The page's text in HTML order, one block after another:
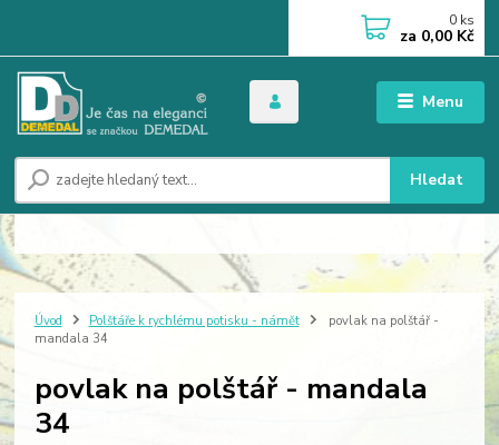
Menu
Hledat
0 ks
za 0,00 Kč
Úvod Polštáře k rychlému potisku - námět
povlak na polštář -
mandala 34
povlak na polštář - mandala
34